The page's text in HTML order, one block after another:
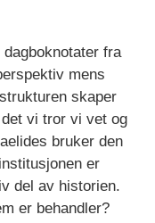
fra
mens
skaper
vi tror vi vet og
bruker den
er
del av historien.
er behandler?